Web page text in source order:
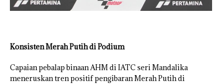
Konsisten Merah Putih di Podium
Capaian pebalap binaan AHM di IATC seri Mandalika
meneruskan tren positif pengibaran Merah Putih di